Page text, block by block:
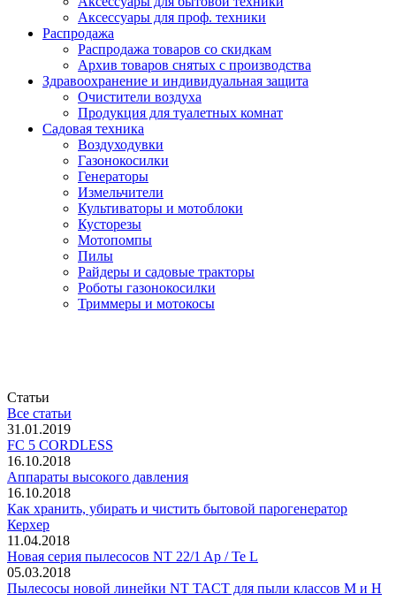
Аксессуары для проф. техники
Распродажа
Распродажа товаров со скидкам
Архив товаров снятых с производства
Здравоохранение и индивидуальная защита
Очистители воздуха
Продукция для туалетных комнат
Садовая техника
Воздуходувки
Газонокосилки
Генераторы
Измельчители
Культиваторы и мотоблоки
Кусторезы
Мотопомпы
Пилы
Райдеры и садовые тракторы
Роботы газонокосилки
Триммеры и мотокосы
Статьи
Все статьи
31.01.2019
FC 5 CORDLESS
16.10.2018
Аппараты высокого давления
16.10.2018
Как хранить, убирать и чистить бытовой парогенератор
Керхер
11.04.2018
Новая серия пылесосов NT 22/1 Ap / Te L
05.03.2018
Пылесосы новой линейки NT TACT для пыли классов M и H